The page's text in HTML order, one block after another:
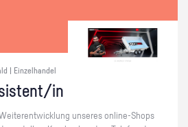
| Einzelhandel
in
un­se­res on­line-Shops